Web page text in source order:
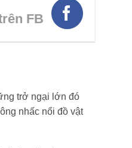
FB
trở ngại lớn đó
nhấc nổi đồ vật